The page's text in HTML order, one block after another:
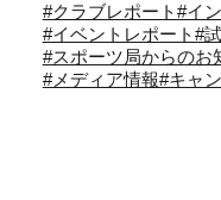
#クラブレポート#イ
#イベントレポート#
#スポーツ局からのお
#メディア情報#キャ